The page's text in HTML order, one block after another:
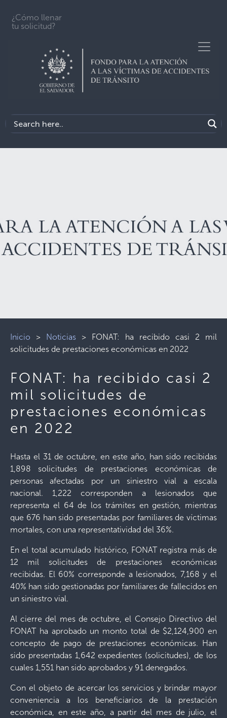
¿Cómo llenar
tu solicitud?
Inicio > Noticias > FONAT: ha recibido casi 2 mil
solicitudes de prestaciones económicas en 2022
FONAT: ha recibido casi 2
mil solicitudes de
prestaciones económicas
en 2022
Hasta el 31 de octubre, en este año, han sido recibidas
1,898 solicitudes de prestaciones económicas de
personas afectadas por un siniestro vial a escala
nacional. 1,222 corresponden a lesionados que
representa el 64 de los trámites en gestión, mientras
que 676 han sido presentadas por familiares de víctimas
mortales, con una representatividad del 36%.
En el total acumulado histórico, FONAT registra más de
12 mil solicitudes de prestaciones económicas
recibidas. El 60% corresponde a lesionados, 7,168 y el
40% han sido gestionadas por familiares de fallecidos en
un siniestro vial.
Al cierre del mes de octubre, el Consejo Directivo del
FONAT ha aprobado un monto total de $2,124,900 en
concepto de pago de prestaciones económicas. Han
sido presentadas 1,642 expedientes (solicitudes), de los
cuales 1,551 han sido aprobados y 91 denegados.
Con el objeto de acercar los servicios y brindar mayor
conveniencia a los beneficiarios de la prestación
económica, en este año, a partir del mes de julio, el